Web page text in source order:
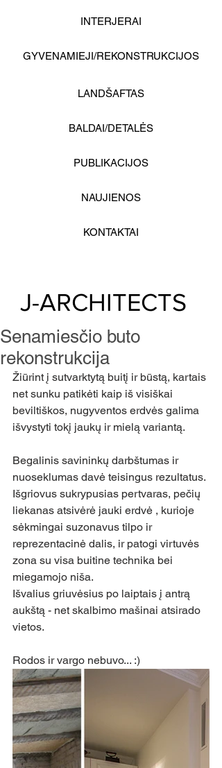
INTERJERAI
GYVENAMIEJI/REKONSTRUKCIJOS
LANDŠAFTAS
BALDAI/DETALĖS
PUBLIKACIJOS
NAUJIENOS
KONTAKTAI
J-ARCHITECTS
Senamiesčio buto
rekonstrukcija
Žiūrint į sutvarktytą buitį ir būstą, kartais
net sunku patikėti kaip iš visiškai
beviltiškos, nugyventos erdvės galima
išvystyti tokį jaukų ir mielą variantą.
Begalinis savininkų darbštumas ir
nuoseklumas davė teisingus rezultatus.
Išgriovus sukrypusias pertvaras, pečių
liekanas atsivėrė jauki erdvė , kurioje
sėkmingai suzonavus tilpo ir
reprezentacinė dalis, ir patogi virtuvės
zona su visa buitine technika bei
miegamojo niša.
Išvalius griuvėsius po laiptais į antrą
aukštą - net skalbimo mašinai atsirado
vietos.
Rodos ir vargo nebuvo... :)